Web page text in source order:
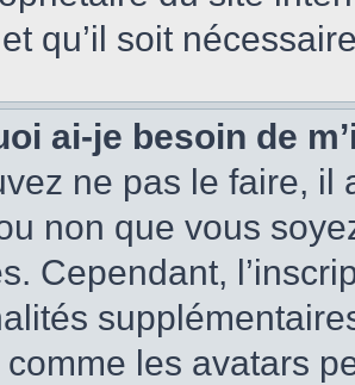
qu’il soit
ai-je besoin de
ne pas le faire, il
non que vous
Cependant,
les avatars